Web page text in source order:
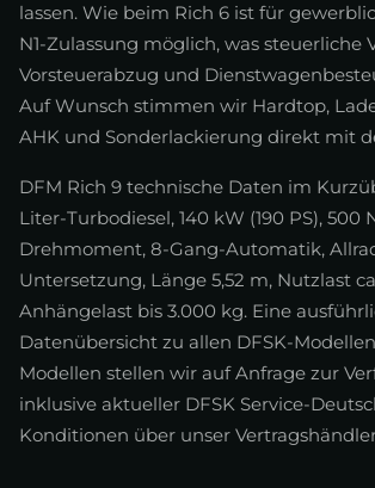
lassen. Wie beim Rich 6 ist für
N1-Zulassung möglich, was steuerliche
Vorsteuerabzug und
Auf Wunsch stimmen wir Hardtop,
AHK und Sonderlackierung direkt mit
DFM Rich 9 technische Daten im
Liter-Turbodiesel, 140 kW (190 PS), 500
Drehmoment, 8-Gang-Automatik,
Untersetzung, Länge 5,52 m, Nutzlast
Anhängelast bis 3.000 kg. Eine
Datenübersicht zu allen DFSK-
Modellen stellen wir auf Anfrage zur
inklusive aktueller DFSK Service-
Konditionen über unser